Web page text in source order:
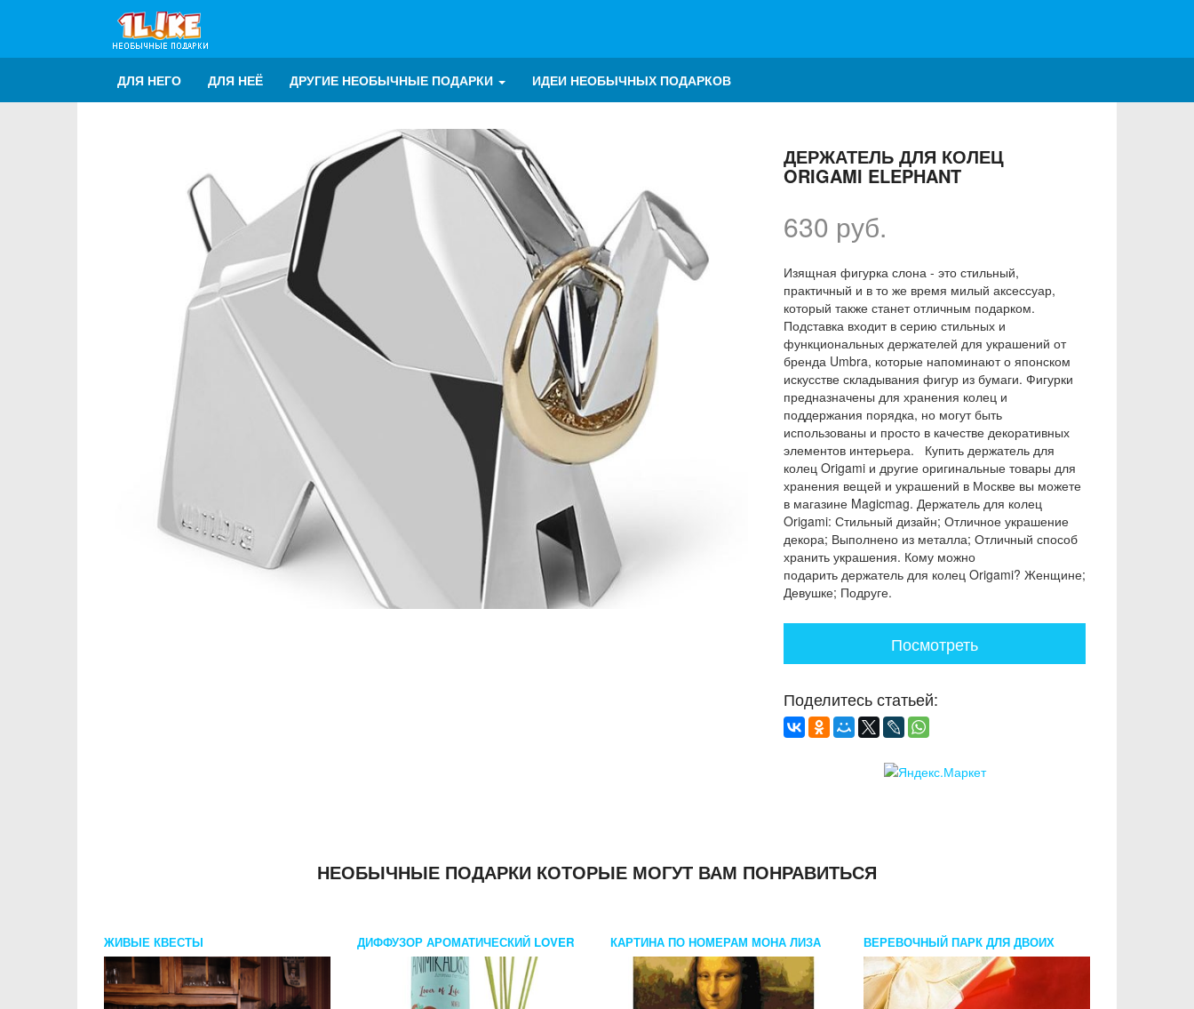
ДЛЯ НЕГО ДЛЯ НЕЁ ДРУГИЕ НЕОБЫЧНЫЕ ПОДАРКИ ИДЕИ НЕОБЫЧНЫХ ПОДАРКОВ
ДЕРЖАТЕЛЬ ДЛЯ КОЛЕЦ
ORIGAMI ELEPHANT
630 руб.
Изящная фигурка слона - это стильный,
практичный и в то же время милый аксессуар,
который также станет отличным подарком.
Подставка входит в серию стильных и
функциональных держателей для украшений от
бренда Umbra, которые напоминают о японском
искусстве складывания фигур из бумаги. Фигурки
предназначены для хранения колец и
поддержания порядка, но могут быть
использованы и просто в качестве декоративных
элементов интерьера. Купить держатель для
колец Origami и другие оригинальные товары для
хранения вещей и украшений в Москве вы можете
в магазине Magicmag. Держатель для колец
Origami: Стильный дизайн; Отличное украшение
декора; Выполнено из металла; Отличный способ
хранить украшения. Кому можно
подарить держатель для колец Origami? Женщине;
Девушке; Подруге.
Посмотреть
Поделитесь статьей:
НЕОБЫЧНЫЕ ПОДАРКИ КОТОРЫЕ МОГУТ ВАМ ПОНРАВИТЬСЯ
ЖИВЫЕ КВЕСТЫ
ДИФФУЗОР АРОМАТИЧЕСКИЙ LOVER
OF LIFE ANIMIKADOS 100 МЛ
КАРТИНА ПО НОМЕРАМ МОНА ЛИЗА ВЕРЕВОЧНЫЙ ПАРК ДЛЯ ДВОИХ